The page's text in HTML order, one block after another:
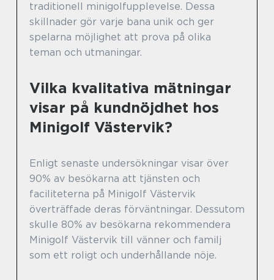
traditionell minigolfupplevelse. Dessa
skillnader gör varje bana unik och ger
spelarna möjlighet att prova på olika
teman och utmaningar.
Vilka kvalitativa mätningar
visar på kundnöjdhet hos
Minigolf Västervik?
Enligt senaste undersökningar visar över
90% av besökarna att tjänsten och
faciliteterna på Minigolf Västervik
överträffade deras förväntningar. Dessutom
skulle 80% av besökarna rekommendera
Minigolf Västervik till vänner och familj
som ett roligt och underhållande nöje.